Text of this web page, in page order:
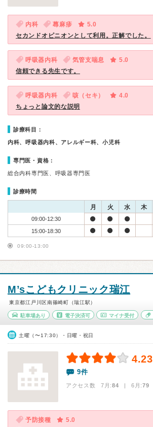
内科 蕁麻疹
5.0
セカンドオピニオンとして利用。正解でした。
呼吸器内科 気管支喘息
5.0
信頼できる先生です。
呼吸器内科 咳（セキ）
4.0
ちょっと論文的な説明
診療科目：
内科、呼吸器内科、アレルギー科、小児科
専門医・資格：
総合内科専門医、呼吸器専門医
診療時間
月 火 水 木
09:00-12:30
15:00-18:30
09:00-13:00
M’sこどもクリニック瑞江
東京都江戸川区南篠崎町（瑞江駅）
駐車場あり 電子決済可 マイナ受付
土曜（〜17:30）・日曜・祝日
4.23
9件
アクセス数 7月:84 | 6月:79
予防接種
5.0